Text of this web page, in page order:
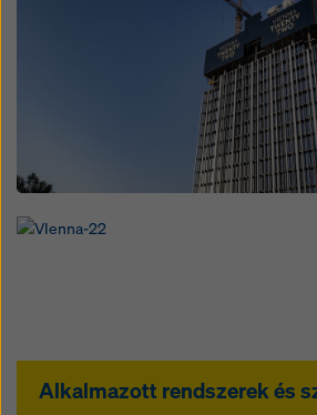
Open
Alkalmazott rendszerek és